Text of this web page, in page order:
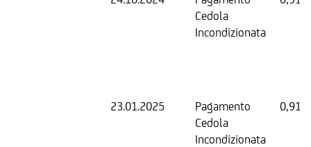
Cedola
Incondizionata
23.01.2025
Pagamento
Cedola
Incondizionata
0,91